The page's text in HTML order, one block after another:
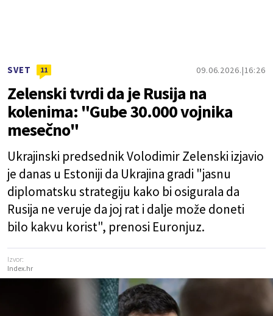
SVET 11 09.06.2026. 16:26
Zelenski tvrdi da je Rusija na
kolenima: "Gube 30.000 vojnika
mesečno"
Ukrajinski predsednik Volodimir Zelenski izjavio
je danas u Estoniji da Ukrajina gradi "jasnu
diplomatsku strategiju kako bi osigurala da
Rusija ne veruje da joj rat i dalje može doneti
bilo kakvu korist", prenosi Euronjuz.
Izvor:
Index.hr